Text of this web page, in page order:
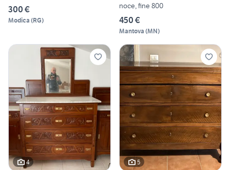
300 €
Modica (RG)
noce, fine 800
450 €
Mantova (MN)
4 5